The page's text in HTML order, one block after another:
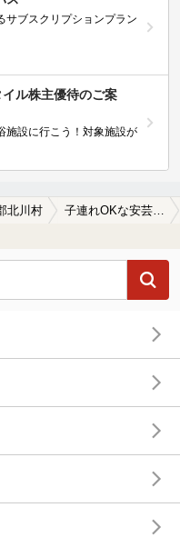
サブスクリプションプラン
イル株主優待のご案
施設に行こう！対象施設が
北川村 子連れOKな安芸郡北川村の温泉、日帰り温泉、スーパー銭湯おすすめ